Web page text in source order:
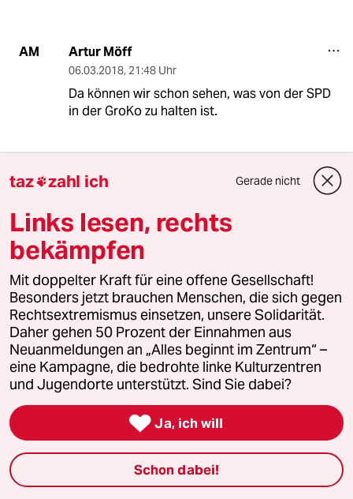
AM Artur Möff
06.03.2018, 21:48 Uhr
Da können wir schon sehen, was von der SPD
in der GroKo zu halten ist.
Januß
06.03.2018
Es wäre doch sehr interessant gewesen zu
erfahren um welche Vereinbarungen es konkret
ging.
R rero
06.03.2018,23:08 Uhr
@Januß:
Stimmt.
Der interessante Teil fehlt im Artikel.
Mich hätte auch interessiert, aus
welchem Grund denn nun nicht
zugestimmt wird.
taz zahl ich Gerade nicht
Links lesen, rechts
bekämpfen
Mit doppelter Kraft für eine offene Gesellschaft!
Besonders jetzt brauchen Menschen, die sich gegen
Rechtsextremismus einsetzen, unsere Solidarität.
Daher gehen 50 Prozent der Einnahmen aus
Neuanmeldungen an „Alles beginnt im Zentrum“ –
eine Kampagne, die bedrohte linke Kulturzentren
und Jugendorte unterstützt. Sind Sie dabei?
 Ja, ich will
Schon dabei!